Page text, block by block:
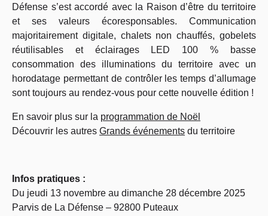
Défense s’est accordé avec la Raison d’être du territoire
et ses valeurs écoresponsables. Communication
majoritairement digitale, chalets non chauffés, gobelets
réutilisables et éclairages LED 100 % basse
consommation des illuminations du territoire avec un
horodatage permettant de contrôler les temps d’allumage
sont toujours au rendez-vous pour cette nouvelle édition !
En savoir plus sur la programmation de Noël
Découvrir les autres Grands événements du territoire
Infos pratiques :
Du jeudi 13 novembre au dimanche 28 décembre 2025
Parvis de La Défense – 92800 Puteaux